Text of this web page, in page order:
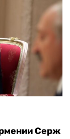
Серж